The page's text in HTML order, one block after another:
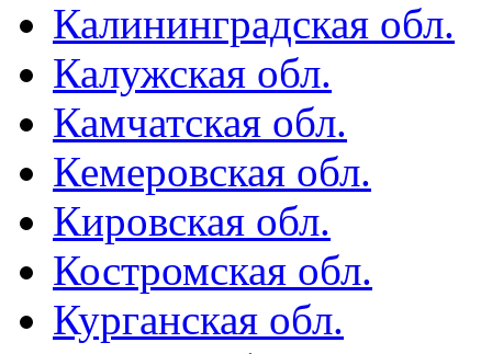
Калининградская обл.
Калужская обл.
Камчатская обл.
Кемеровская обл.
Кировская обл.
Костромская обл.
Курганская обл.